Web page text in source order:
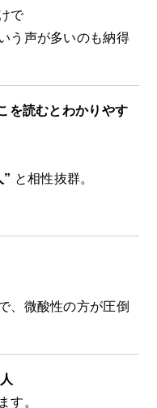
で
う声が多いのも納得
を読むとわかりやす
” と相性抜群。
、微酸性の方が圧倒
す。